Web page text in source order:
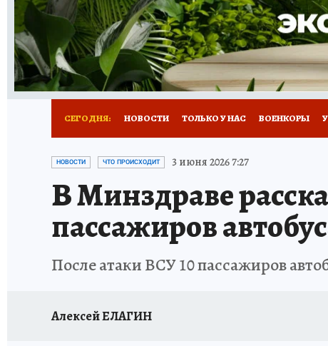
КОЛЛЕКЦИИ РЕКЛАМА ТЕСТЫ НОВОЕ
СЕГОДНЯ: НОВОСТИ ТОЛЬКО У НАС ВОЕНКОРЫ
СИТУАЦИЯ С МАЗУТОМ В КРЫМУ
НОВОСТИ ЧТО ПРОИСХОДИТ 3 июня 2026 7:27
В Минздраве
пассажиров
После атаки ВСУ 10 пассажиров
Алексей ЕЛАГИН